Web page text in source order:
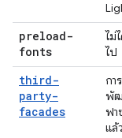
preload-
fonts
ไม่
ไป
third-
party-
facades
กา
พัฒ
ฟา
แล้